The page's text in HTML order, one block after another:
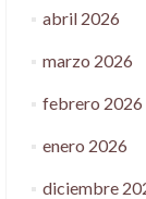
abril 2026
marzo 2026
febrero 2026
enero 2026
diciembre